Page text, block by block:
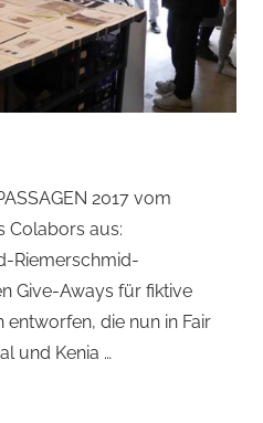
2017 vom
Colabors aus:
Riemerschmid-
Give-Aways für fiktive
die nun in Fair
und Kenia …